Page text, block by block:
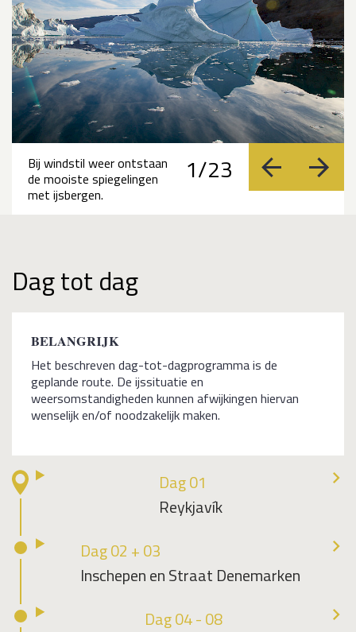
1/23 vorige
Bij windstil weer ontstaan
de mooiste spiegelingen
met ijsbergen.
Dag tot dag
BELANGRIJK
Het beschreven dag-tot-dagprogramma is de
geplande route. De ijssituatie en
weersomstandigheden kunnen afwijkingen hiervan
wenselijk en/of noodzakelijk maken.
Dag 01
Reykjavík
Dag 02 + 03
Inschepen en Straat Denemarken
Dag 04 - 08